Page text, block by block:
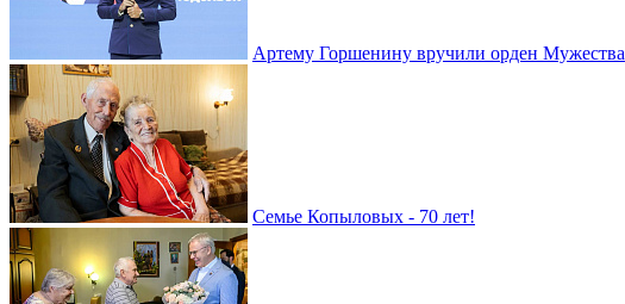
Артему Горшенину вручили орден Мужества
Семье Копыловых - 70 лет!